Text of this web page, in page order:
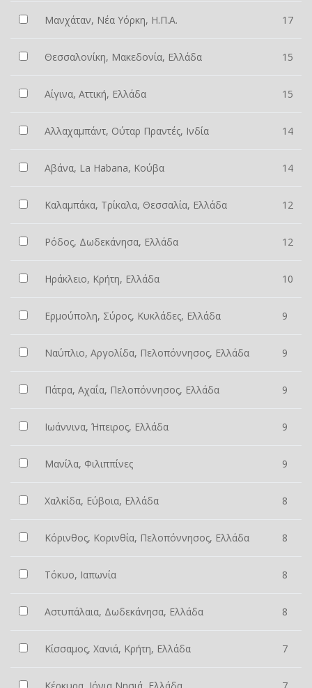
Μανχάταν, Νέα Υόρκη, Η.Π.Α. 17
Θεσσαλονίκη, Μακεδονία, Ελλάδα 15
Αίγινα, Αττική, Ελλάδα 15
Αλλαχαμπάντ, Ούταρ Πραντές, Ινδία 14
Αβάνα, La Habana, Κούβα 14
Καλαμπάκα, Τρίκαλα, Θεσσαλία, Ελλάδα 12
Ρόδος, Δωδεκάνησα, Ελλάδα 12
Ηράκλειο, Κρήτη, Ελλάδα 10
Ερμούπολη, Σύρος, Κυκλάδες, Ελλάδα 9
Ναύπλιο, Αργολίδα, Πελοπόννησος, Ελλάδα 9
Πάτρα, Αχαΐα, Πελοπόννησος, Ελλάδα 9
Ιωάννινα, Ήπειρος, Ελλάδα 9
Μανίλα, Φιλιππίνες 9
Χαλκίδα, Εύβοια, Ελλάδα 8
Κόρινθος, Κορινθία, Πελοπόννησος, Ελλάδα 8
Τόκυο, Ιαπωνία 8
Αστυπάλαια, Δωδεκάνησα, Ελλάδα 8
Κίσσαμος, Χανιά, Κρήτη, Ελλάδα 7